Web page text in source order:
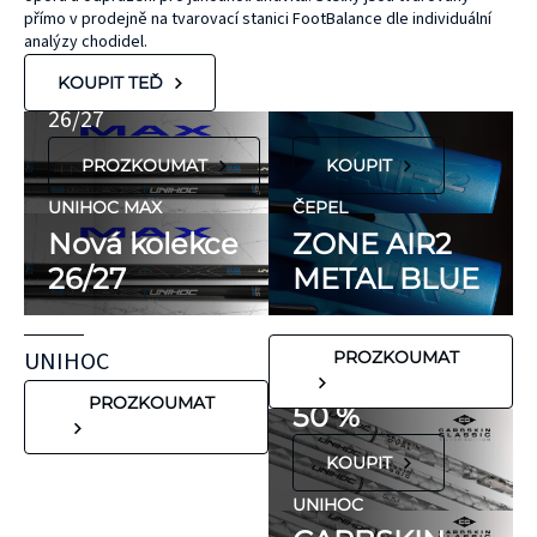
přímo v prodejně na tvarovací stanici FootBalance dle individuální
analýzy chodidel.
KOUPIT TEĎ
MAX
Nová kolekce
26/27
PROZKOUMAT
UNIHOC MAX
Nová kolekce
26/27
UNIHOC
PROZKOUMAT
KOUPIT
ČEPEL
ZONE AIR2
METAL BLUE
PROZKOUMAT
FLORBALOVÉ HOLE
UNIHOC
CARBSKIN
SE SLEVOU
50 %
KOUPIT
UNIHOC
hypoalergenní,
neobsahují latex
ani přírodní
kaučuk. Obsahují
minimum
potenciálně
nežádoucích látek,
které mohou
vyvolat alergické
reakce. Pokud ale
víte, že máte velmi
citlivou pokožku,
doporučujeme